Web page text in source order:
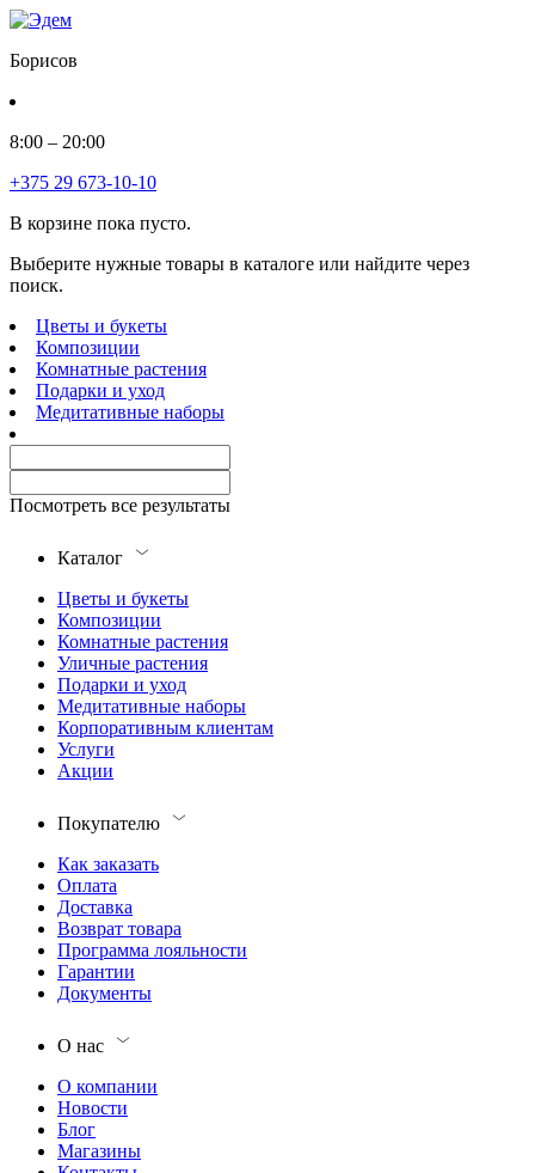
Борисов
8:00 – 20:00
+375 29 673-10-10
В корзине пока пусто.
Выберите нужные товары в каталоге или найдите через
поиск.
Цветы и букеты
Композиции
Комнатные растения
Подарки и уход
Медитативные наборы
Посмотреть все результаты
Каталог
Цветы и букеты
Композиции
Комнатные растения
Уличные растения
Подарки и уход
Медитативные наборы
Корпоративным клиентам
Услуги
Акции
Покупателю
Как заказать
Оплата
Доставка
Возврат товара
Программа лояльности
Гарантии
Документы
О нас
О компании
Новости
Блог
Магазины